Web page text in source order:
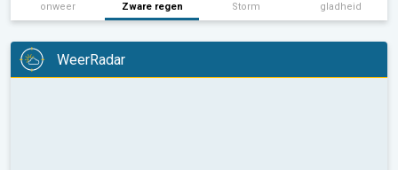
onweer Zware regen Storm gladheid
WeerRadar